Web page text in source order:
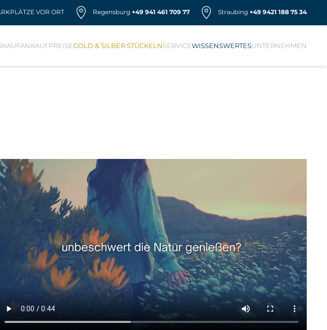
VOR ORT Regensburg +49 941 461 709 77 Straubing +49 9421 188 75 34
ANKAUFPREISEGOLD & SILBER STÜCKELNSERVICEWISSENSWERTESUNTERNEHMEN